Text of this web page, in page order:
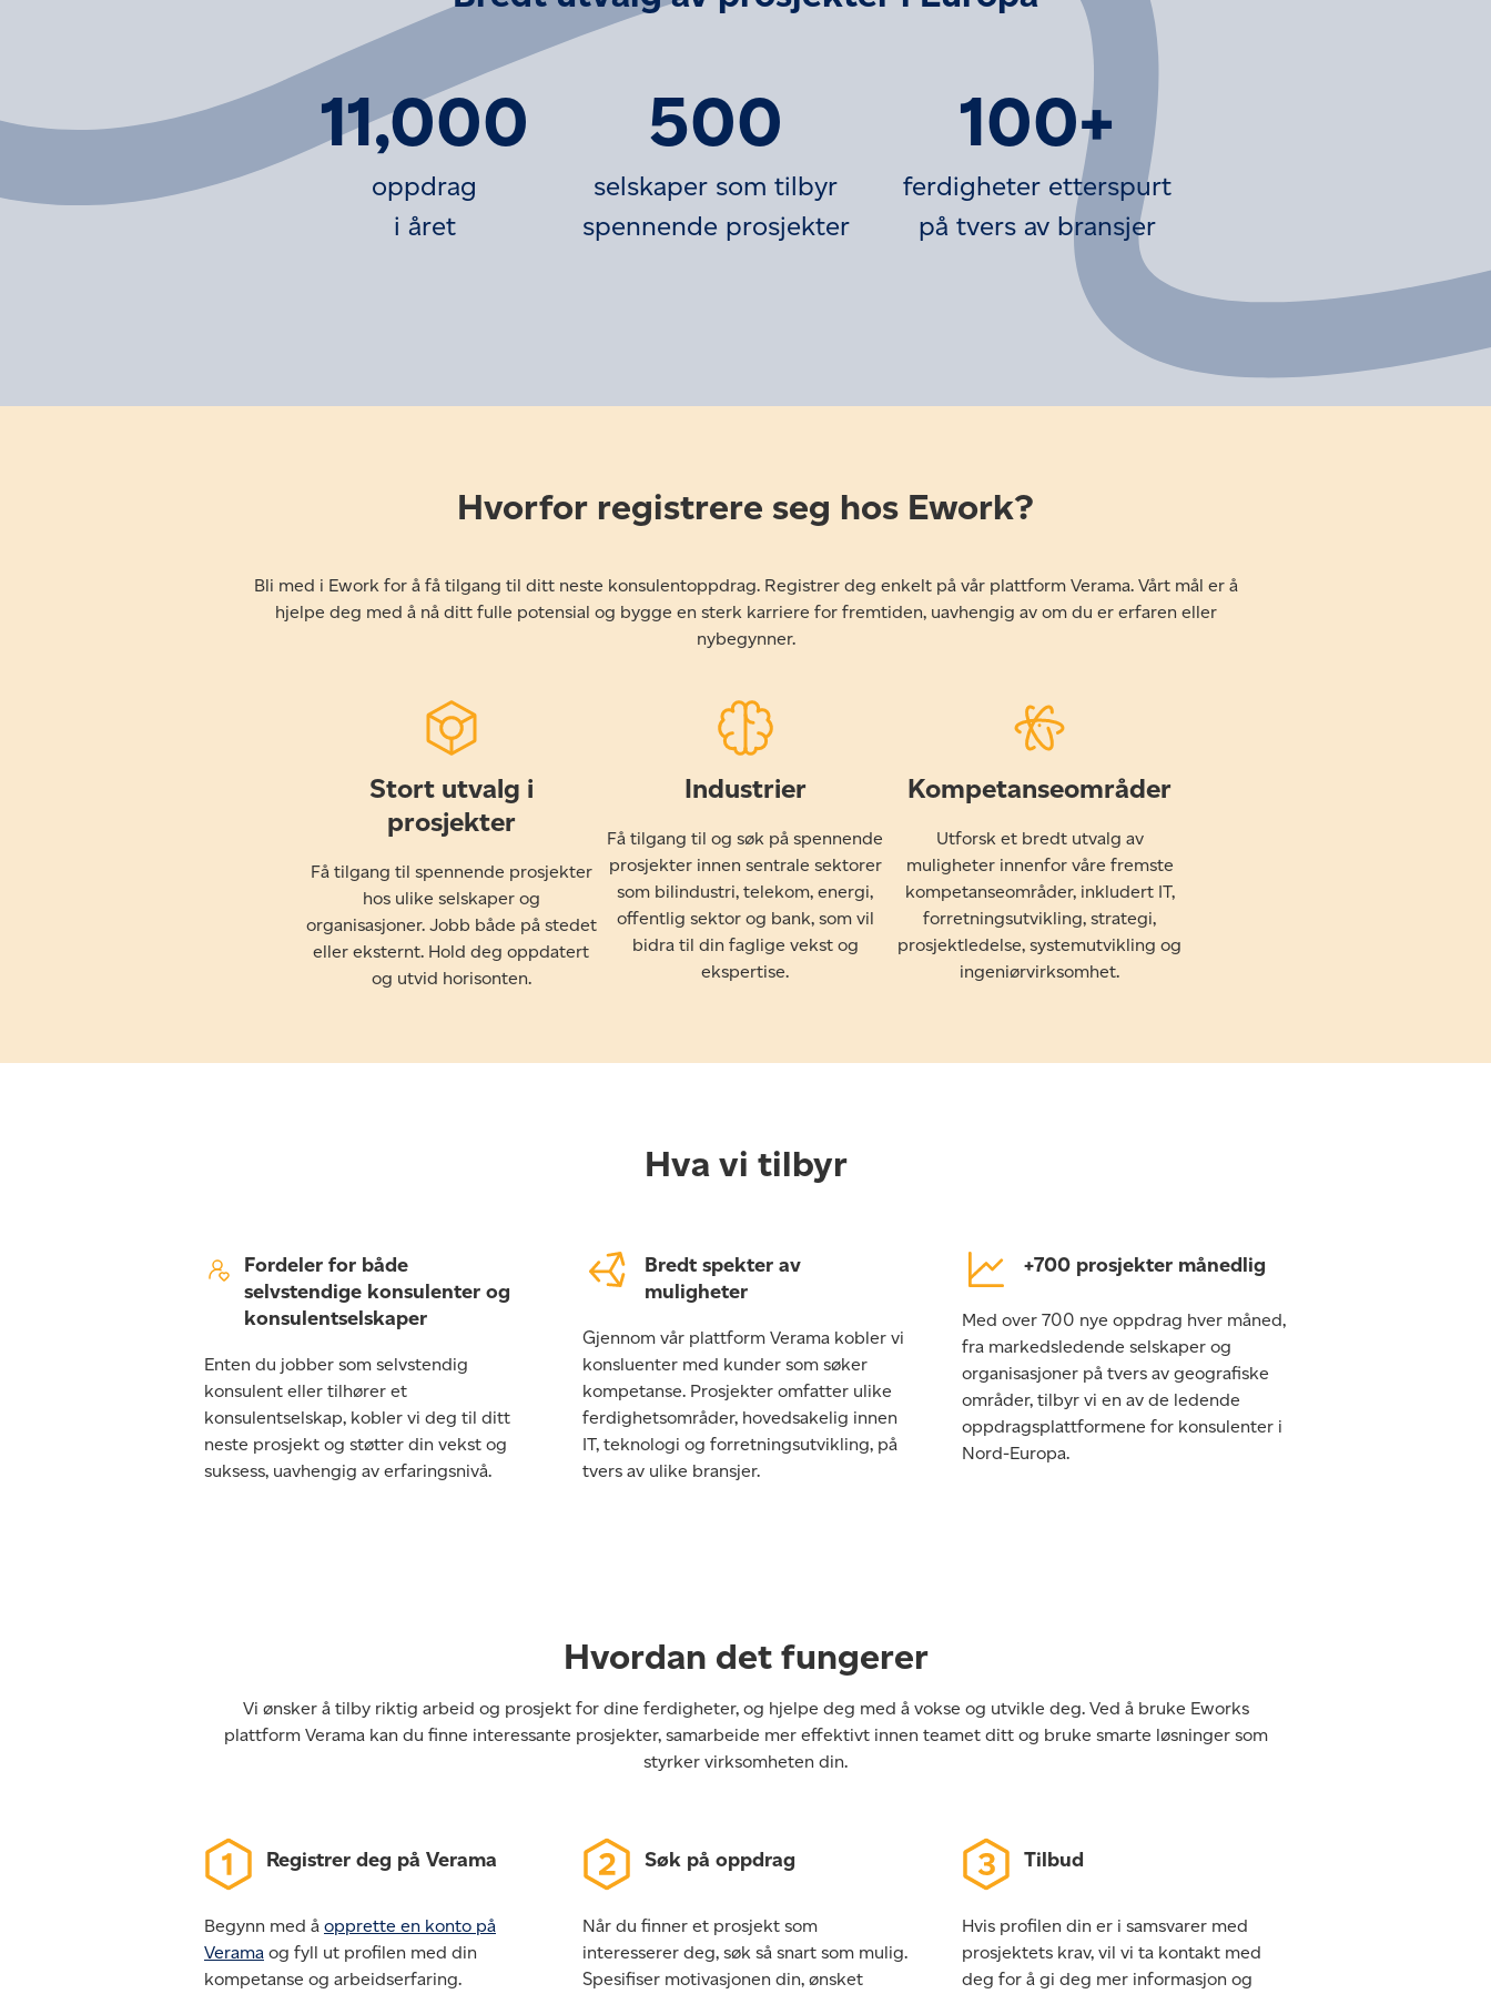
11,000
oppdrag
i året
500
selskaper som tilbyr
spennende prosjekter
100+
ferdigheter etterspurt
på tvers av bransjer
Hvorfor registrere seg hos Ework?
Bli med i Ework for å få tilgang til ditt neste konsulentoppdrag. Registrer deg enkelt på vår plattform Verama. Vårt mål er å
hjelpe deg med å nå ditt fulle potensial og bygge en sterk karriere for fremtiden, uavhengig av om du er erfaren eller
nybegynner.
Stort utvalg i
prosjekter
Få tilgang til spennende prosjekter
hos ulike selskaper og
organisasjoner. Jobb både på stedet
eller eksternt. Hold deg oppdatert
og utvid horisonten.
Industrier
Få tilgang til og søk på spennende
prosjekter innen sentrale sektorer
som bilindustri, telekom, energi,
offentlig sektor og bank, som vil
bidra til din faglige vekst og
ekspertise.
Kompetanseområder
Utforsk et bredt utvalg av
muligheter innenfor våre fremste
kompetanseområder, inkludert IT,
forretningsutvikling, strategi,
prosjektledelse, systemutvikling og
ingeniørvirksomhet.
Hva vi tilbyr
Fordeler for både
selvstendige konsulenter og
konsulentselskaper
Enten du jobber som selvstendig
konsulent eller tilhører et
konsulentselskap, kobler vi deg til ditt
neste prosjekt og støtter din vekst og
suksess, uavhengig av erfaringsnivå.
Bredt spekter av
muligheter
Gjennom vår plattform Verama kobler vi
konsluenter med kunder som søker
kompetanse. Prosjekter omfatter ulike
ferdighetsområder, hovedsakelig innen
IT, teknologi og forretningsutvikling, på
tvers av ulike bransjer.
+700 prosjekter månedlig
Med over 700 nye oppdrag hver måned,
fra markedsledende selskaper og
organisasjoner på tvers av geografiske
områder, tilbyr vi en av de ledende
oppdragsplattformene for konsulenter i
Nord-Europa.
Hvordan det fungerer
Vi ønsker å tilby riktig arbeid og prosjekt for dine ferdigheter, og hjelpe deg med å vokse og utvikle deg. Ved å bruke Eworks
plattform Verama kan du finne interessante prosjekter, samarbeide mer effektivt innen teamet ditt og bruke smarte løsninger som
styrker virksomheten din.
Registrer deg på Verama
Begynn med å opprette en konto på
Verama og fyll ut profilen med din
kompetanse og arbeidserfaring.
Søk på oppdrag
Når du finner et prosjekt som
interesserer deg, søk så snart som mulig.
Spesifiser motivasjonen din, ønsket
Tilbud
Hvis profilen din er i samsvarer med
prosjektets krav, vil vi ta kontakt med
deg for å gi deg mer informasjon og